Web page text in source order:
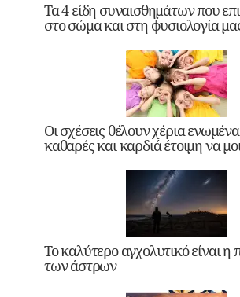
Τα 4 είδη συναισθημάτων που
στο σώμα και στη φυσιολογία
Οι σχέσεις θέλουν χέρια
καθαρές και καρδιά έτοιμη να
Το καλύτερο αγχολυτικό είναι
των άστρων